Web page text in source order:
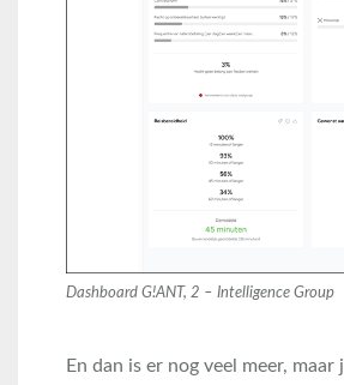
Dashboard G!ANT, 2 – Intelligence Group
En dan is er nog veel meer, maar